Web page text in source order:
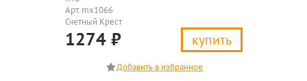
Арт. mx1066
Счетный Крест
1274 ₽ купить